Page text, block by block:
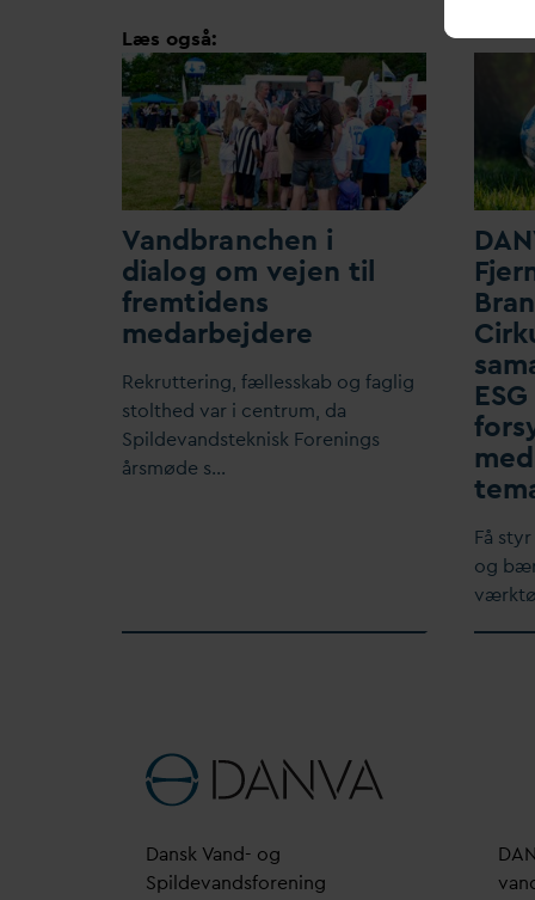
Læs også:
Vandbranchen i
dialog om vejen til
fremtidens
medarbejdere
Rekruttering, fællesskab og faglig
stolthed var i centrum, da
Spildevandsteknisk Forenings
årsmøde s…
DAN
F
Få
og
Dansk Vand- og
Spildevandsforening
DAN
v